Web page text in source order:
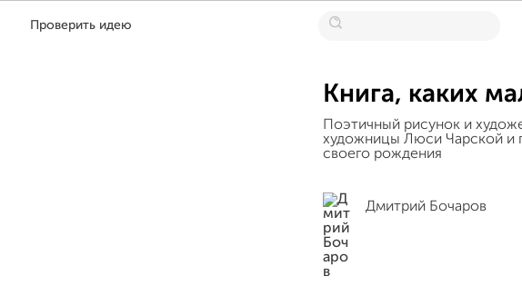
Проверить идею
Книга, каких
Поэтичный рисунок и
художницы Люси Чарской и
своего рождения
Дмитрий Бочаров